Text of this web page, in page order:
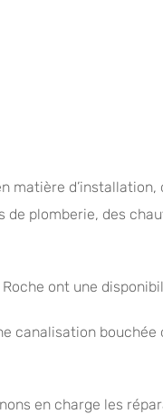
matière
de plomberie, des
ont une
canalisation
en charge les